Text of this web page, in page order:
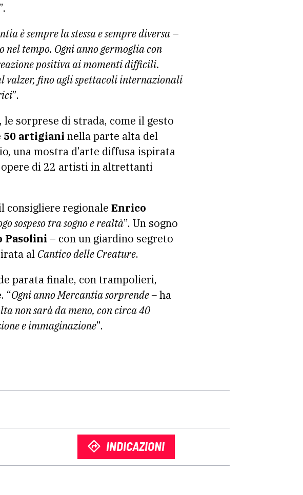
è sempre la stessa e sempre diversa –
nel tempo. Ogni anno germoglia con
positiva ai momenti difficili.
valzer, fino agli spettacoli internazionali
”.
le sorprese di strada, come il gesto
50 artigiani nella parte alta del
una mostra d’arte diffusa ispirata
opere di 22 artisti in altrettanti
consigliere regionale Enrico
sospeso tra sogno e realtà”. Un sogno
Pasolini – con un giardino segreto
al Cantico delle Creature.
parata finale, con trampolieri,
“Ogni anno Mercantia sorprende –ha
non sarà da meno, con circa 40
e immaginazione”.
INDICAZIONI